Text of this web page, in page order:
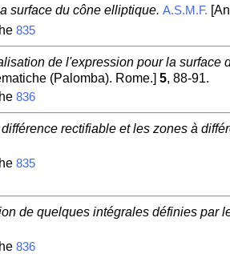
surface du cône elliptique. A.S.M.F.
835
de l'expression pour la surface
(Palomba). Rome.] 5, 88-91.
836
rectifiable et les zones à
835
de quelques intégrales définies par
836